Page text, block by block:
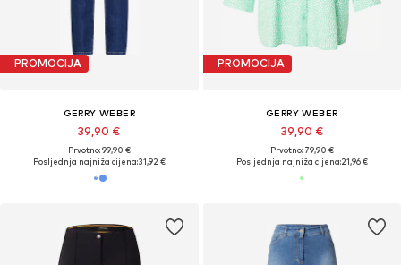
PROMOCIJA
GERRY WEBER
39,90 €
Prvotno: 99,90 €
Posljednja najniža cijena:31,92 €
PROMOCIJA
GERRY WEBER
39,90 €
Prvotno: 79,90 €
Posljednja najniža cijena:21,96 €